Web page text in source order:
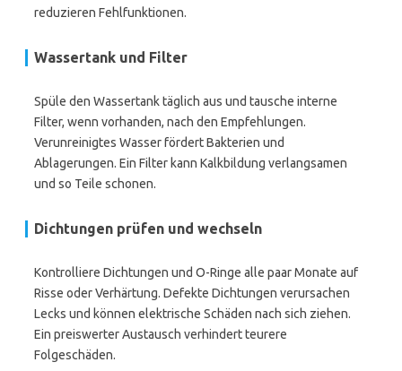
reduzieren Fehlfunktionen.
Wassertank und Filter
Spüle den Wassertank täglich aus und tausche interne
Filter, wenn vorhanden, nach den Empfehlungen.
Verunreinigtes Wasser fördert Bakterien und
Ablagerungen. Ein Filter kann Kalkbildung verlangsamen
und so Teile schonen.
Dichtungen prüfen und wechseln
Kontrolliere Dichtungen und O-Ringe alle paar Monate auf
Risse oder Verhärtung. Defekte Dichtungen verursachen
Lecks und können elektrische Schäden nach sich ziehen.
Ein preiswerter Austausch verhindert teurere
Folgeschäden.